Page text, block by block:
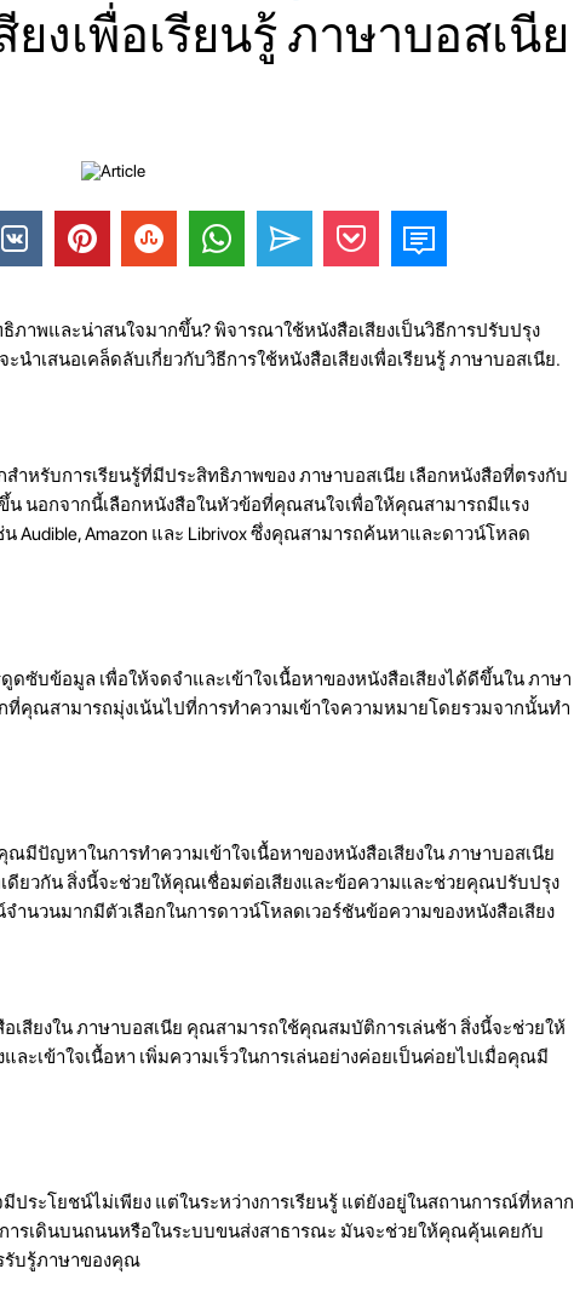
งเพื่อเรียนรู้ ภาษาบอสเนีย
ภาพและน่าสนใจมากขึ้น? พิจารณาใช้หนังสือเสียงเป็นวิธีการปรับปรุง
ำเสนอเคล็ดลับเกี่ยวกับวิธีการใช้หนังสือเสียงเพื่อเรียนรู้ ภาษาบอสเนีย.
ำหรับการเรียนรู้ที่มีประสิทธิภาพของ ภาษาบอสเนีย เลือกหนังสือที่ตรงกับ
น นอกจากนี้เลือกหนังสือในหัวข้อที่คุณสนใจเพื่อให้คุณสามารถมีแรง
Amazon และ Librivox ซึ่งคุณสามารถค้นหาและดาวน์โหลด
ซับข้อมูล เพื่อให้จดจำและเข้าใจเนื้อหาของหนังสือเสียงได้ดีขึ้นใน ภาษา
คุณสามารถมุ่งเน้นไปที่การทำความเข้าใจความหมายโดยรวมจากนั้นทำ
ณมีปัญหาในการทำความเข้าใจเนื้อหาของหนังสือเสียงใน ภาษาบอสเนีย
ดียวกัน สิ่งนี้จะช่วยให้คุณเชื่อมต่อเสียงและข้อความและช่วยคุณปรับปรุง
ำนวนมากมีตัวเลือกในการดาวน์โหลดเวอร์ชันข้อความของหนังสือเสียง
สียงใน ภาษาบอสเนีย คุณสามารถใช้คุณสมบัติการเล่นช้า สิ่งนี้จะช่วยให้
ละเข้าใจเนื้อหา เพิ่มความเร็วในการเล่นอย่างค่อยเป็นค่อยไปเมื่อคุณมี
ประโยชน์ไม่เพียง แต่ในระหว่างการเรียนรู้ แต่ยังอยู่ในสถานการณ์ที่หลาก
ารเดินบนถนนหรือในระบบขนส่งสาธารณะ มันจะช่วยให้คุณคุ้นเคยกับ
รับรู้ภาษาของคุณ